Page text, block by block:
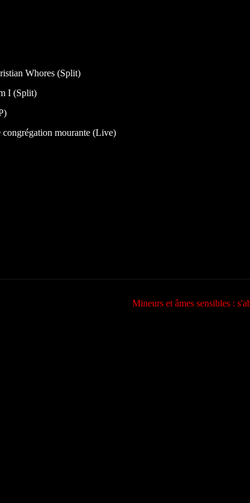
Whores (Split)
I (Split)
mourante (Live)
Mineurs et âmes sensibles :